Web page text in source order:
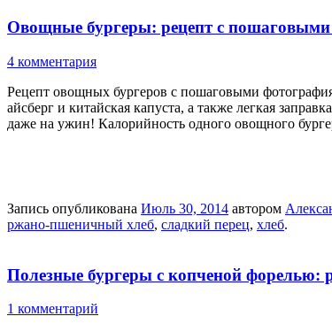
Овощные бургеры: рецепт с пошаговыми
4 комментария
Рецепт овощных бургеров с пошаговыми
айсберг и китайская капуста, а также легкая
даже на ужин! Калорийность одного овощного
Запись опубликована Июль 30, 2014 автором
ржано-пшеничный хлеб, сладкий перец, хлеб.
Полезные бургеры с копченой форелью:
1 комментарий